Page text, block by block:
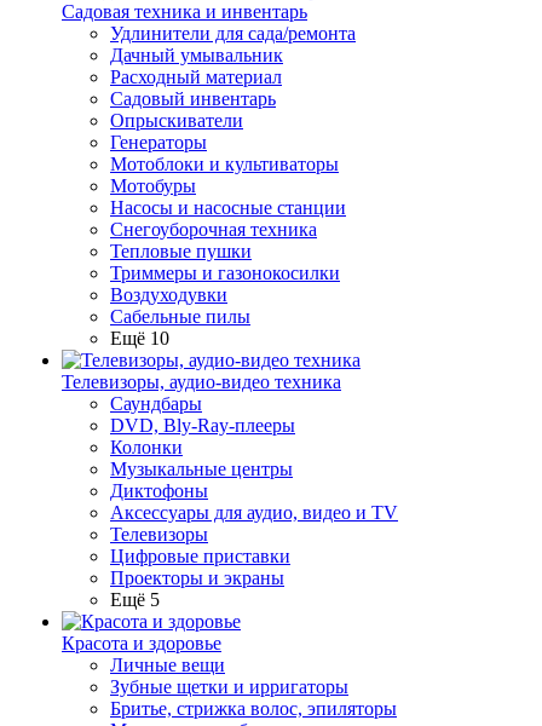
Садовая техника и инвентарь
Удлинители для сада/ремонта
Дачный умывальник
Расходный материал
Садовый инвентарь
Опрыскиватели
Генераторы
Мотоблоки и культиваторы
Мотобуры
Насосы и насосные станции
Снегоуборочная техника
Тепловые пушки
Триммеры и газонокосилки
Воздуходувки
Сабельные пилы
Ещё 10
Телевизоры, аудио-видео техника
Саундбары
DVD, Bly-Ray-плееры
Колонки
Музыкальные центры
Диктофоны
Аксессуары для аудио, видео и TV
Телевизоры
Цифровые приставки
Проекторы и экраны
Ещё 5
Красота и здоровье
Личные вещи
Зубные щетки и ирригаторы
Бритье, стрижка волос, эпиляторы